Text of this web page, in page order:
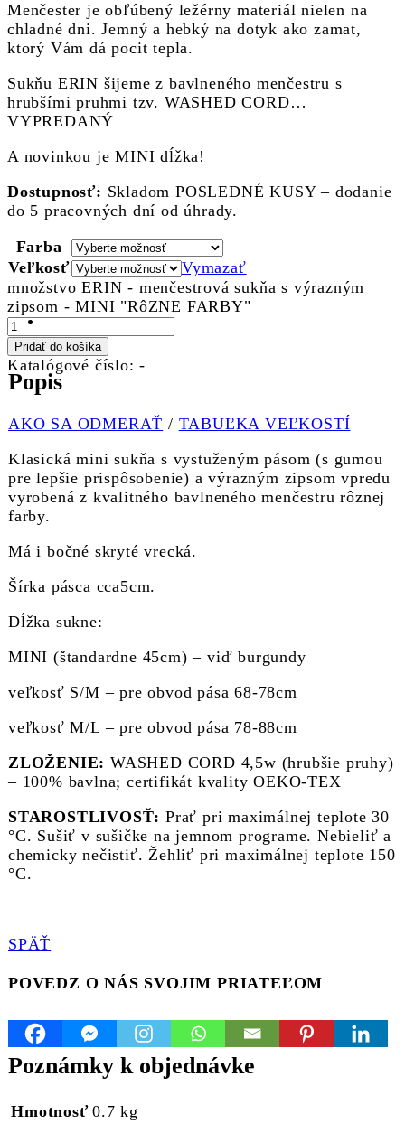
Menčester je obľúbený ležérny materiál nielen na
chladné dni. Jemný a hebký na dotyk ako zamat,
ktorý Vám dá pocit tepla.
Sukňu ERIN šijeme z bavlneného menčestru s
hrubšími pruhmi tzv. WASHED CORD…
VYPREDANÝ
A novinkou je MINI dĺžka!
Dostupnosť: Skladom POSLEDNÉ KUSY – dodanie
do 5 pracovných dní od úhrady.
Farba
Veľkosť
Vymazať
množstvo ERIN - menčestrová sukňa s výrazným
zipsom - MINI "RôZNE FARBY"
Pridať do košíka
Katalógové číslo:-
Popis
AKO SA ODMERAŤ / TABUĽKA VEĽKOSTÍ
Klasická mini sukňa s vystuženým pásom (s gumou
pre lepšie prispôsobenie) a výrazným zipsom vpredu
vyrobená z kvalitného bavlneného menčestru rôznej
farby.
Má i bočné skryté vrecká.
Šírka pásca cca5cm.
Dĺžka sukne:
MINI (štandardne 45cm) – viď burgundy
veľkosť S/M – pre obvod pása 68-78cm
veľkosť M/L – pre obvod pása 78-88cm
ZLOŽENIE: WASHED CORD 4,5w (hrubšie pruhy)
– 100% bavlna; certifikát kvality OEKO-TEX
STAROSTLIVOSŤ: Prať pri maximálnej teplote 30
°C. Sušiť v sušičke na jemnom programe. Nebieliť a
chemicky nečistiť. Žehliť pri maximálnej teplote 150
°C.
SPÄŤ
POVEDZ O NÁS SVOJIM PRIATEĽOM
Poznámky k objednávke
Hmotnosť 0.7 kg